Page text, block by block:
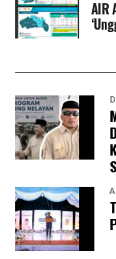
tanpa izin di
melanggar
sesuai
penegakan
berkelanjutan,”
Saat ini seluruh
pelaku telah
menjalani
masih
menginterogasi
jaringan
menyeluruh.
AIR